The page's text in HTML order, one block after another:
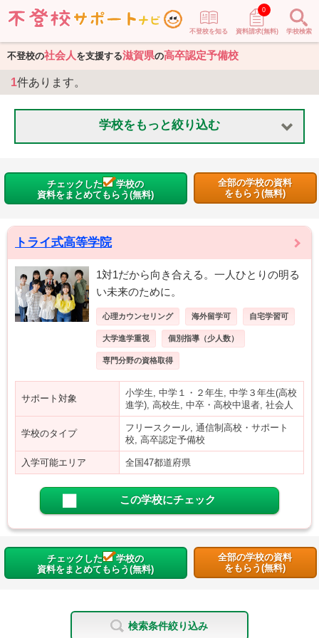
不登校を知る 資料請求(無料)
0
学校検索
不登校の社会人 を支援する滋賀県の高卒認定予備校
1件あります。
学校をもっと絞り込む
チェックした
学校の
資料をまとめてもらう(無料)
全部の学校の資料
をもらう(無料)
トライ式高等学院
1対1だから向き合える。一人ひとりの明る
い未来のために。
心理カウンセリング 海外留学可 自宅学習可
大学進学重視 個別指導（少人数）
専門分野の資格取得
サポート対象
小学生, 中学１・２年生, 中学３年生(高校
進学), 高校生, 中卒・高校中退者, 社会人
学校のタイプ
フリースクール, 通信制高校・サポート
校, 高卒認定予備校
入学可能エリア 全国47都道府県
この学校にチェック
チェックした
学校の
資料をまとめてもらう(無料)
全部の学校の資料
をもらう(無料)
検索条件絞り込み